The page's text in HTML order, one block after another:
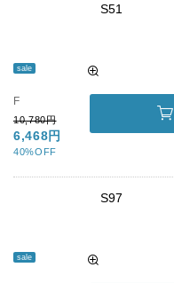
sale
S51
F
10,780円
6,468円
40%OFF
sale
S97